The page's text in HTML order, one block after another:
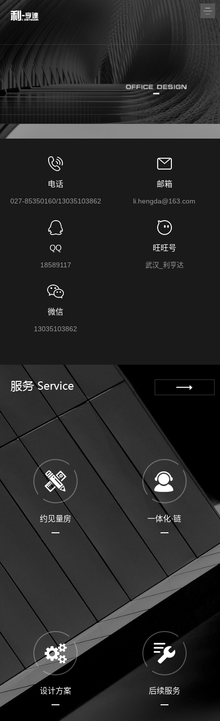
电话
027-85350160/13035103862
邮箱
li.hengda@163.com
QQ
18589117
旺旺号
武汉_利亨达
微信
13035103862
约见量房 一体化·链
设计方案 后续服务